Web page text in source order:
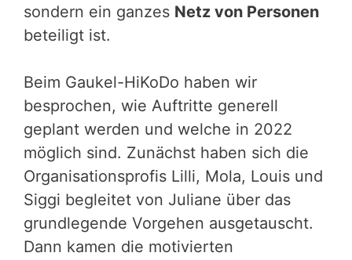
sondern ein ganzes Netz von Personen
beteiligt ist.
Beim Gaukel-HiKoDo haben wir
besprochen, wie Auftritte generell
geplant werden und welche in 2022
möglich sind. Zunächst haben sich die
Organisationsprofis Lilli, Mola, Louis und
Siggi begleitet von Juliane über das
grundlegende Vorgehen ausgetauscht.
Dann kamen die motivierten